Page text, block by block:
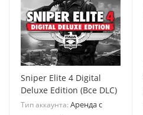
Sniper Elite 4 Digital
Deluxe Edition (Все DLC)
Тип аккаунта: Аренда с